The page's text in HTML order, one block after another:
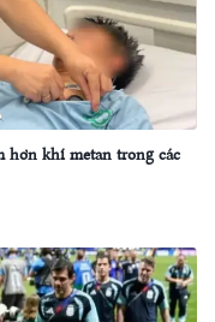
hơn khí metan trong các